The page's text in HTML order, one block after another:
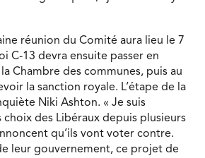
réunion du Comité aura lieu le 7
C-13 devra ensuite passer en
Chambre des communes, puis au
la sanction royale. L’étape de la
Niki Ashton. « Je suis
des Libéraux depuis plusieurs
qu’ils vont voter contre.
leur gouvernement, ce projet de